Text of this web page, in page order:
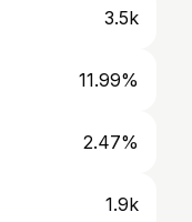
3.5k
11.99%
2.47%
1.9k